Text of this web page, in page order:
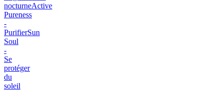
nocturneActive
Pureness
-
PurifierSun
Soul
-
Se
protéger
du
soleil